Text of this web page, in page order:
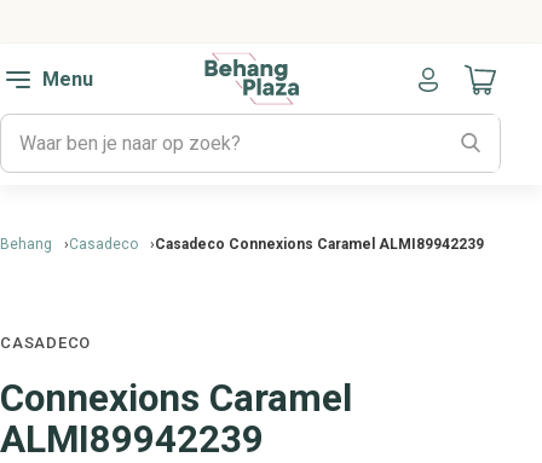
Menu
Naar
Behang Casadeco Casadeco Connexions Caramel ALMI89942239
CASADECO
Connexions Caramel
ALMI89942239